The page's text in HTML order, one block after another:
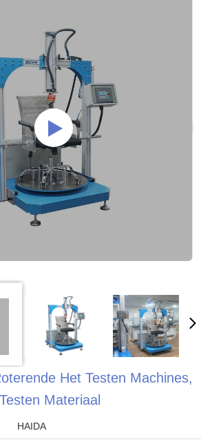
Het Testen Machines,
Materiaal
HAIDA